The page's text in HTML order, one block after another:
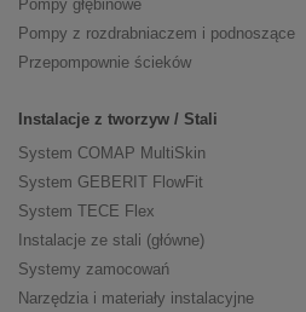
Pompy głębinowe
Pompy z rozdrabniaczem i podnoszące
Przepompownie ścieków
Instalacje z tworzyw / Stali
System COMAP MultiSkin
System GEBERIT FlowFit
System TECE Flex
Instalacje ze stali (główne)
Systemy zamocowań
Narzędzia i materiały instalacyjne